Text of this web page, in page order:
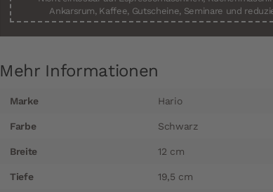
Ankarsrum, Kaffee, Gutscheine, Seminare und
Mehr Informationen
Informationen
Marke Hario
Farbe Schwarz
Breite 12 cm
Tiefe 19,5 cm